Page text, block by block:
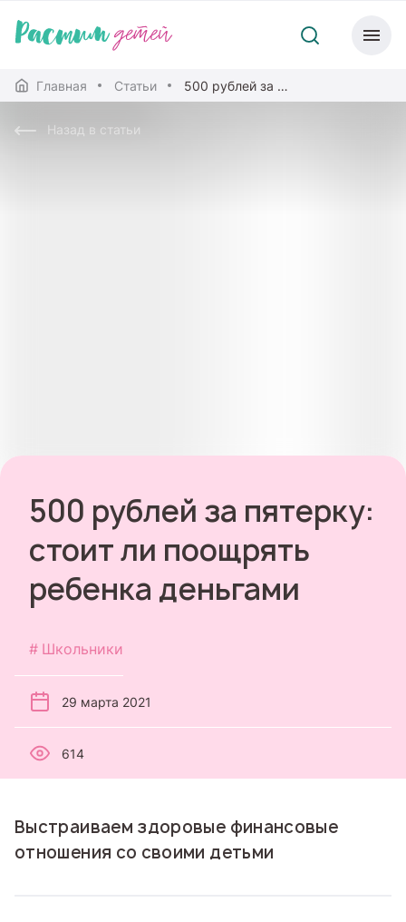
Главная Статьи 500 рублей за пятерку: стоит ли поощрять ребенка деньгами
Назад в статьи
500 рублей за пятерку:
стоит ли поощрять
ребенка деньгами
Школьники
29 марта 2021
614
Выстраиваем здоровые финансовые
отношения со своими детьми